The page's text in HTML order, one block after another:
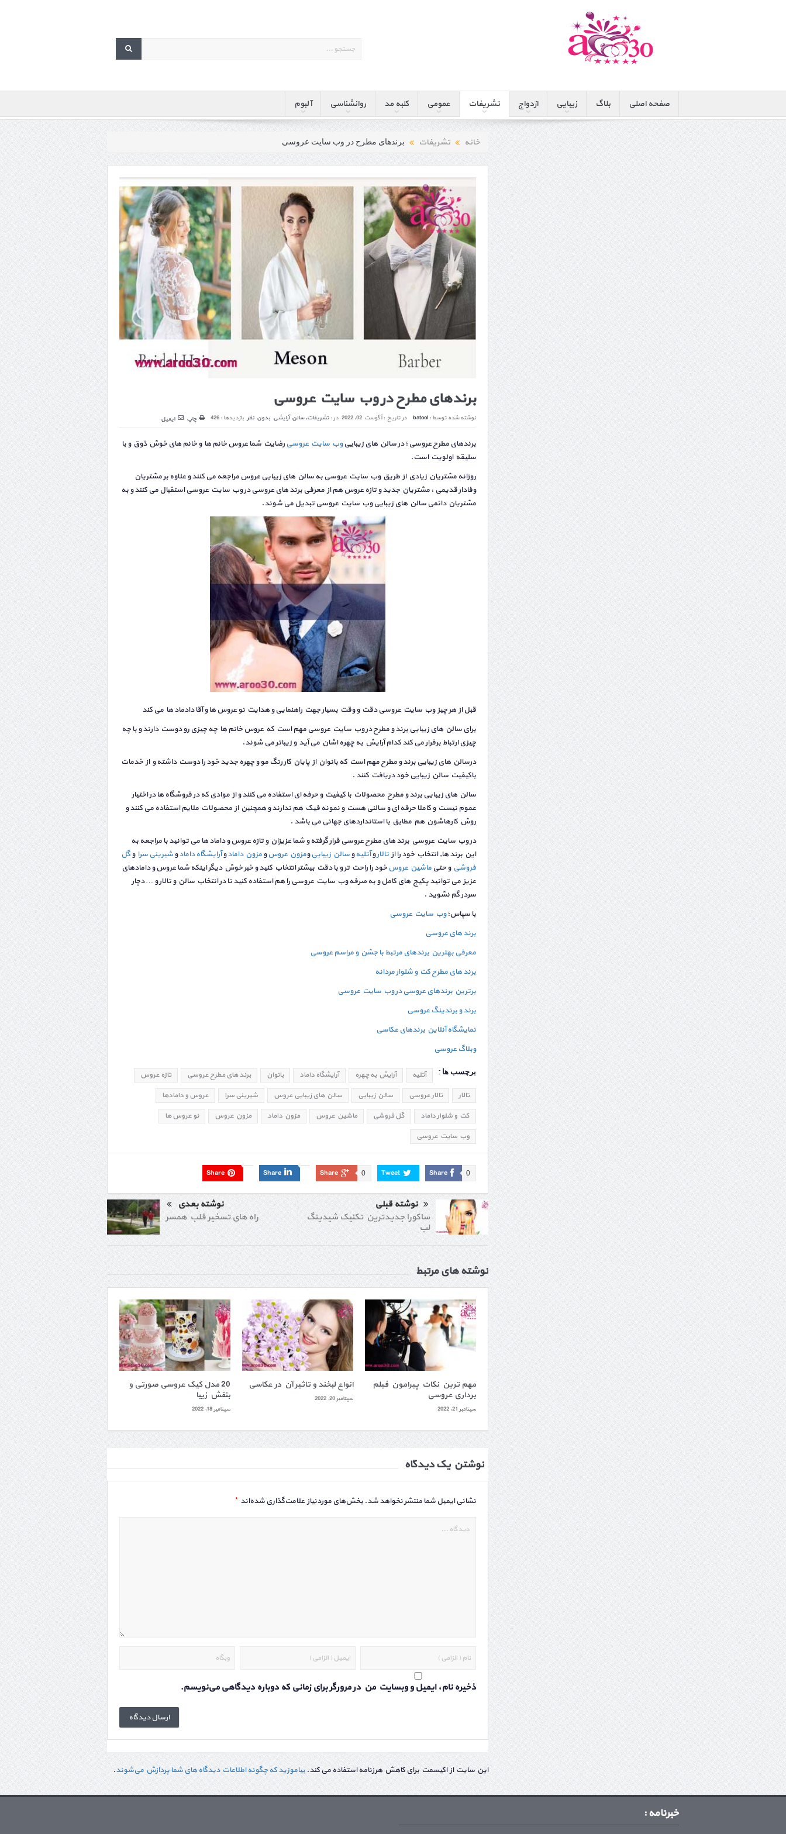
صفحه اصلی بلاگ زیبایی ازدواج تشریفات عمومی کلبه مد روانشناسی آلبوم
خانه تشریفات برندهای مطرح در وب سایت عروسی
برندهای مطرح در وب سایت عروسی
نوشته شده توسط : batool در تاریخ :آگوست 02, 2022 در : تشریفات,سالن آرایشی بدون نظر بازدیدها : 426 چاپ ایمیل
برندهای مطرح عروسی ؛ در سالن های زیباییوب سایت عروسی رضایت شما عروس خانم ها و خانم های خوش ذوق و با
سلیقه اولویت است.
روزانه مشتریان زیادی از طریق وب سایت عروسی به سالن های زیبایی عروس مراجعه می کنند و علاوه بر مشتریان
وفادار قدیمی ، مشتریان جدید و تازه عروس هم از معرفی برند های عروسی در وب سایت عروسی استقبال می کنند و به
مشتریان دائمی سالن های زیبایی وب سایت عروسی تبدیل می شوند.
قبل از هر چیز وب سایت عروسی دقت و وقت بسیار جهت راهنمایی و هدایت نو عروس ها و آقا دادماد ها می کند
برای سالن های زیبایی برند و مطرح در وب سایت عروسی مهم است که عروس خانم ها چه چیزی رو دوست دارند و با چه
چیزی ارتباط برقرار می کند کدام آرایش به چهره اشان می آید و زیباتر می شوند.
درسالن های زیبایی برند و مطرح مهم است که بانوان از پایان کار رنگ مو و چهره جدید خود را دوست داشته و از خدمات
باکیفیت سالن زیبایی خود دریافت کنند .
سالن های زیبایی برند و مطرح محصولات با کیفیت و حرفه ای استفاده می کنند و از موادی که در فروشگاه ها در اختیار
عموم نیست و کاملا حرفه ای و سالنی هست و نمونه فیک هم ندارند و همچنین از محصولات ملایم استفاده می کنند و
روش کارهاشون هم مطابق با استانداردهای جهانی می باشد .
در وب سایت عروسی برند های مطرح عروسی قرار گرفته و شما عزیزان و تازه عروس و داماد ها می توانید با مراجعه به
این برند ها, انتخاب خود را ازتالاروآتلیهو سالن زیباییومزون عروسو مزون دامادوآرایشگاه دامادو شیرینی سرا و گل
فروشی و حتی ماشین عروس خود را راحت تر و با دقت بیشتر انتخاب کنید و خبر خوش دیگر اینکه شما عروس و دامادهای
عزیز می توانید پکیج های کامل و به صرفه وب سایت عروسی را هم استفاده کنید تا در انتخاب سالن و تالار و … دچار
سردر گم نشوید .
با سپاس؛وب سایت عروسی
برند های عروسی
معرفی بهترین برندهای مرتبط با جشن و مراسم عروسی
برند های مطرح کت و شلوار مردانه
برترین برندهای عروسی در وب سایت عروسی
برند و برندینگ عروسی
نمایشگاه آنلاین برندهای عکاسی
وبلاگ عروسی
برچسب ها : آتلیه آرایش به چهره آرایشگاه داماد بانوان برند های مطرح عروسی
تازه عروس
تالار
تالار عروسی سالن زیبایی سالن های زیبایی عروس شیرینی سرا
عروس و دامادها
کت و شلوار داماد
گل فروشی ماشین عروس مزون داماد مزون عروس
نو عروس ها
وب سایت عروسی
Share 0
Tweet
Share 0
Share
Share
نوشته قبلی
ساکورا جدیدترین تکنیک شیدینگ
لب
نوشته بعدی
راه های تسخیر قلب همسر
نوشته های مرتبط
مهم ترین نکات پیرامون فیلم
برداری عروسی
سپتامبر 21, 2022
انواع لبخند و تاثیر آن در عکاسی
سپتامبر 20, 2022
20 مدل کیک عروسی صورتی و
بنفش زیبا
سپتامبر 18, 2022
نوشتن یک دیدگاه
نشانی ایمیل شما منتشر نخواهد شد. بخش‌های موردنیاز علامت‌گذاری شده‌اند *
ذخیره نام، ایمیل و وبسایت من در مرورگر برای زمانی که دوباره دیدگاهی می‌نویسم.
این سایت از اکیسمت برای کاهش هرزنامه استفاده می کند. بیاموزید که چگونه اطلاعات دیدگاه های شما پردازش می‌شوند.
خبرنامه :